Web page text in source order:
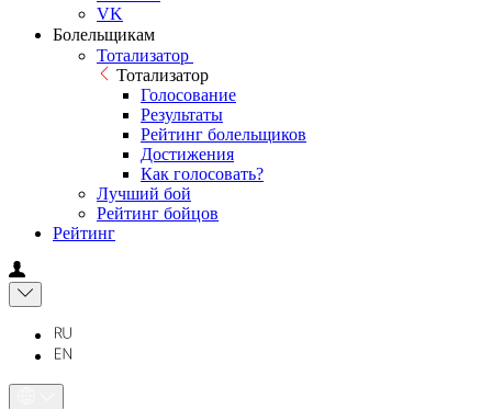
VK
Болельщикам
Тотализатор
Тотализатор
Голосование
Результаты
Рейтинг болельщиков
Достижения
Как голосовать?
Лучший бой
Рейтинг бойцов
Рейтинг